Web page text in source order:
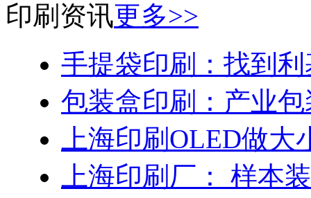
印刷资讯更多>>
手提袋印刷：找到
包装盒印刷：产业
上海印刷OLED做大
上海印刷厂： 样本